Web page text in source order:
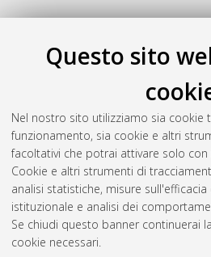
Questo sito
Nel nostro sito utilizziamo sia cookie
funzionamento, sia cookie e altri
facoltativi che potrai attivare solo
Cookie e altri strumenti di
analisi statistiche, misure
istituzionale e analisi dei
Se chiudi questo banner continuerai
cookie necessari.
Gestione del
Atom